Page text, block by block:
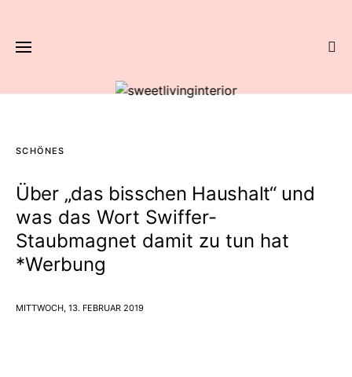
SCHÖNES
Über „das bisschen Haushalt“ und
was das Wort Swiffer-
Staubmagnet damit zu tun hat
*Werbung
MITTWOCH, 13. FEBRUAR 2019